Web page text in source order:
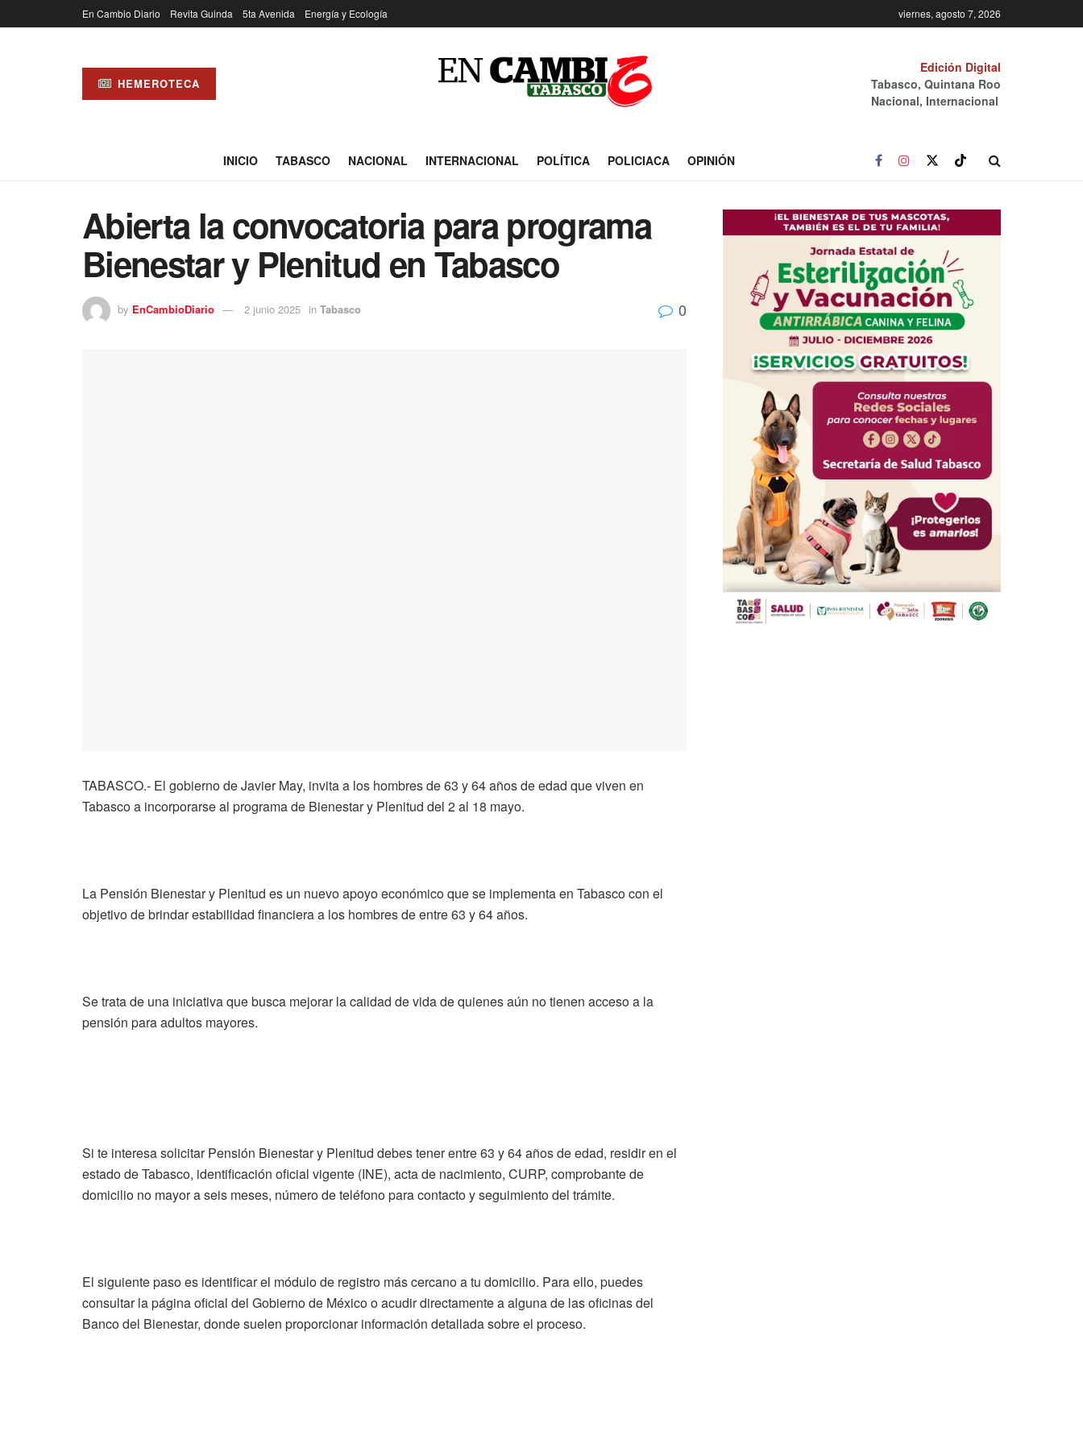
En Cambio Diario Revita Guinda 5ta Avenida Energía y Ecología viernes, agosto 7, 2026
HEMEROTECA
Edición Digital
Tabasco, Quintana Roo
Nacional, Internacional
INICIO TABASCO NACIONAL INTERNACIONAL POLÍTICA POLICIACA OPINIÓN
Abierta la convocatoria para programa
Bienestar y Plenitud en Tabasco
by EnCambioDiario 2 junio 2025 in Tabasco 0
TABASCO.- El gobierno de Javier May, invita a los hombres de 63 y 64 años de edad que viven en
Tabasco a incorporarse al programa de Bienestar y Plenitud del 2 al 18 mayo.
La Pensión Bienestar y Plenitud es un nuevo apoyo económico que se implementa en Tabasco con el
objetivo de brindar estabilidad financiera a los hombres de entre 63 y 64 años.
Se trata de una iniciativa que busca mejorar la calidad de vida de quienes aún no tienen acceso a la
pensión para adultos mayores.
Si te interesa solicitar Pensión Bienestar y Plenitud debes tener entre 63 y 64 años de edad, residir en el
estado de Tabasco, identificación oficial vigente (INE), acta de nacimiento, CURP, comprobante de
domicilio no mayor a seis meses, número de teléfono para contacto y seguimiento del trámite.
El siguiente paso es identificar el módulo de registro más cercano a tu domicilio. Para ello, puedes
consultar la página oficial del Gobierno de México o acudir directamente a alguna de las oficinas del
Banco del Bienestar, donde suelen proporcionar información detallada sobre el proceso.